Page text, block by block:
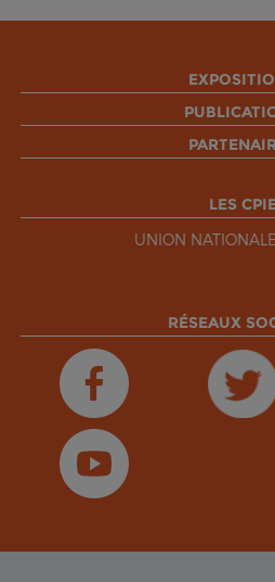
LES
UNION
RÉSEAUX